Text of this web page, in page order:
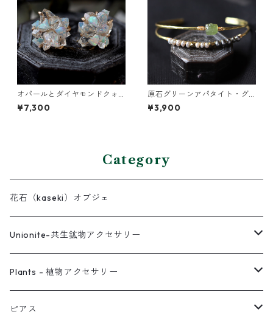
オパールとダイヤモンドクォ
ーツのピアス
¥7,300
原石グリーンアパタイト・グ
レーパールの2連バングル
¥3,900
Category
花石（kaseki）オブジェ
Unionite-共生鉱物アクセサリー
ピアス
ネックレス
Plants - 植物アクセサリー
ピアス
ピアス